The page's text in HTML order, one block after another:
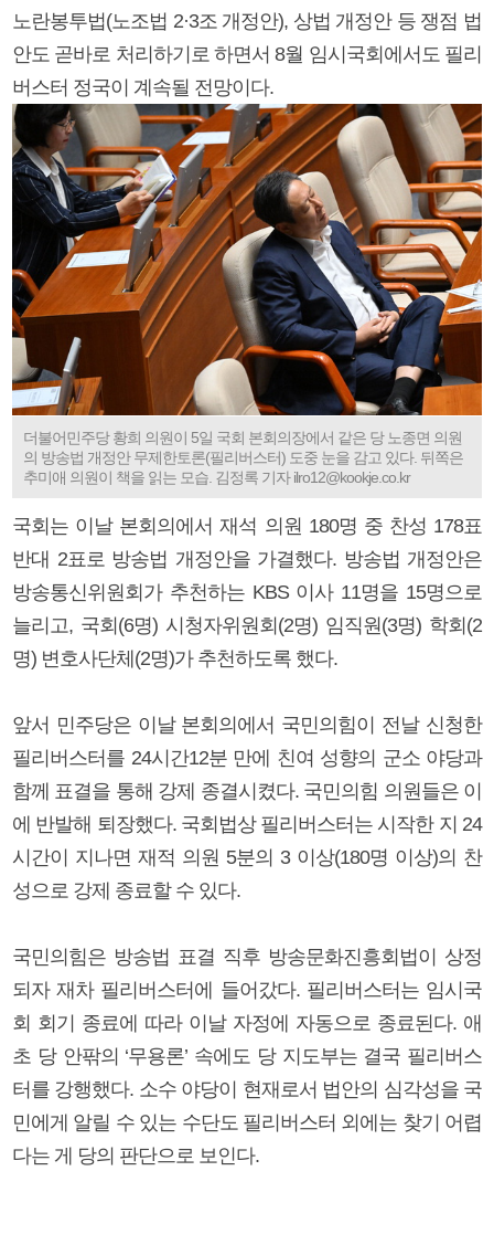
노란봉투법(노조법 2·3조 개정안), 상법 개정안 등 쟁점 법
안도 곧바로 처리하기로 하면서 8월 임시국회에서도 필리
버스터 정국이 계속될 전망이다.
더불어민주당 황희 의원이 5일 국회 본회의장에서 같은 당 노종면 의원
의 방송법 개정안 무제한토론(필리버스터) 도중 눈을 감고 있다. 뒤쪽은
추미애 의원이 책을 읽는 모습. 김정록 기자 ilro12@kookje.co.kr
국회는 이날 본회의에서 재석 의원 180명 중 찬성 178표
반대 2표로 방송법 개정안을 가결했다. 방송법 개정안은
방송통신위원회가 추천하는 KBS 이사 11명을 15명으로
늘리고, 국회(6명) 시청자위원회(2명) 임직원(3명) 학회(2
명) 변호사단체(2명)가 추천하도록 했다.
앞서 민주당은 이날 본회의에서 국민의힘이 전날 신청한
필리버스터를 24시간12분 만에 친여 성향의 군소 야당과
함께 표결을 통해 강제 종결시켰다. 국민의힘 의원들은 이
에 반발해 퇴장했다. 국회법상 필리버스터는 시작한 지 24
시간이 지나면 재적 의원 5분의 3 이상(180명 이상)의 찬
성으로 강제 종료할 수 있다.
국민의힘은 방송법 표결 직후 방송문화진흥회법이 상정
되자 재차 필리버스터에 들어갔다. 필리버스터는 임시국
회 회기 종료에 따라 이날 자정에 자동으로 종료된다. 애
초 당 안팎의 ‘무용론’ 속에도 당 지도부는 결국 필리버스
터를 강행했다. 소수 야당이 현재로서 법안의 심각성을 국
민에게 알릴 수 있는 수단도 필리버스터 외에는 찾기 어렵
다는 게 당의 판단으로 보인다.